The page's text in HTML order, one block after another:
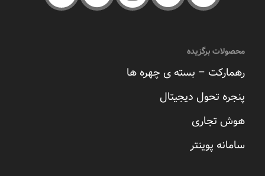
محصولات برگزیده
رهمارکت – بسته ی چهره ها
پنجره تحول دیجیتال
هوش تجاری
سامانه پوینتر